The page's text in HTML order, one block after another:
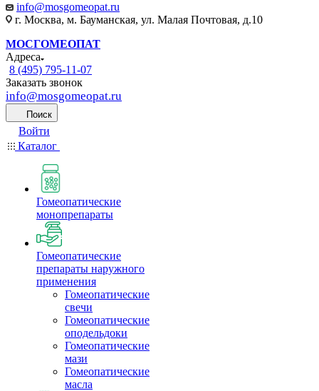
info@mosgomeopat.ru
г. Москва, м. Бауманская, ул. Малая Почтовая, д.10
МОСГОМЕОПАТ
Адреса
8 (495) 795-11-07
Заказать звонок
info@mosgomeopat.ru
Поиск
Войти
Каталог
Гомеопатические
монопрепараты
Гомеопатические
препараты наружного
применения
Гомеопатические
свечи
Гомеопатические
оподельдоки
Гомеопатические
мази
Гомеопатические
масла